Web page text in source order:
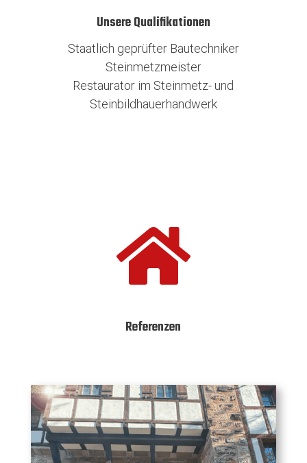
Unsere Qualifikationen
Staatlich geprüfter Bautechniker
Steinmetzmeister
Restaurator im Steinmetz- und
Steinbildhauerhandwerk

Referenzen